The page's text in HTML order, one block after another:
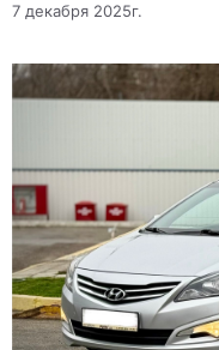
7 декабря 2025г.